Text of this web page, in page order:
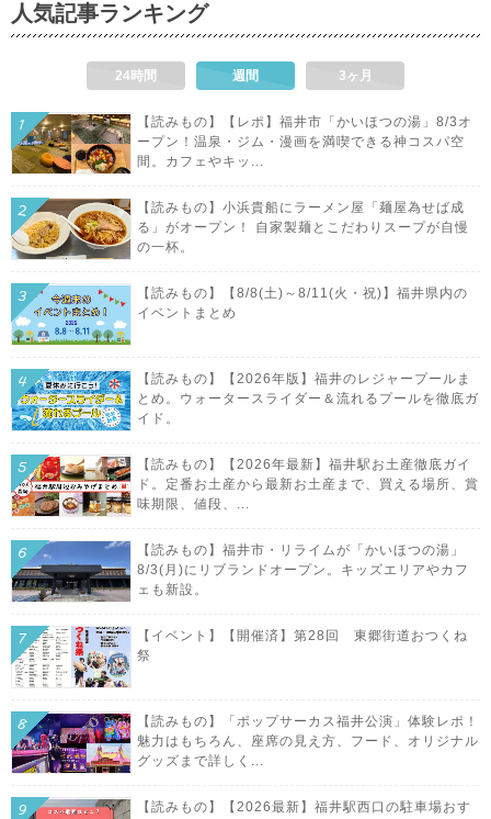
人気記事ランキング
24時間 週間 3ヶ月
【読みもの】【レポ】福井市「かいほつの湯」8/3オ
ープン！温泉・ジム・漫画を満喫できる神コスパ空
間。カフェやキッ...
【読みもの】小浜貴船にラーメン屋「麺屋為せば成
る」がオープン！ 自家製麺とこだわりスープが自慢
の一杯。
【読みもの】【8/8(土)～8/11(火・祝)】福井県内の
イベントまとめ
【読みもの】【2026年版】福井のレジャープールま
とめ。ウォータースライダー＆流れるプールを徹底ガ
イド。
【読みもの】【2026年最新】福井駅お土産徹底ガイ
ド。定番お土産から最新お土産まで、買える場所、賞
味期限、値段、...
【読みもの】福井市・リライムが「かいほつの湯」
8/3(月)にリブランドオープン。キッズエリアやカフ
ェも新設。
【イベント】【開催済】第28回 東郷街道おつくね
祭
【読みもの】「ポップサーカス福井公演」体験レポ！
魅力はもちろん、座席の見え方、フード、オリジナル
グッズまで詳しく...
【読みもの】【2026最新】福井駅西口の駐車場おす